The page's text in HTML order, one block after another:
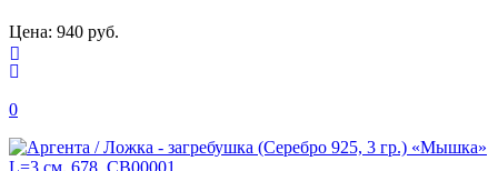
Цена: 940 руб.
0